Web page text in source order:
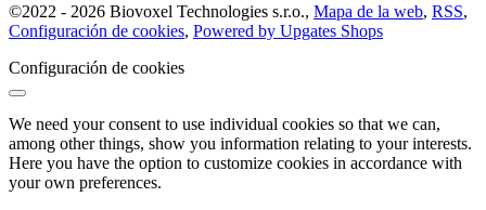
©2022 - 2026 Biovoxel Technologies s.r.o., Mapa de la web, RSS,
Configuración de cookies, Powered by Upgates Shops
Configuración de cookies
We need your consent to use individual cookies so that we can,
among other things, show you information relating to your interests.
Here you have the option to customize cookies in accordance with
your own preferences.